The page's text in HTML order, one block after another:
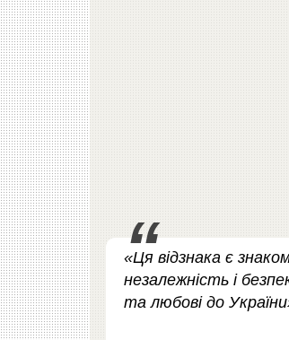
«Ця відзнака є
незалежність і
та любові до